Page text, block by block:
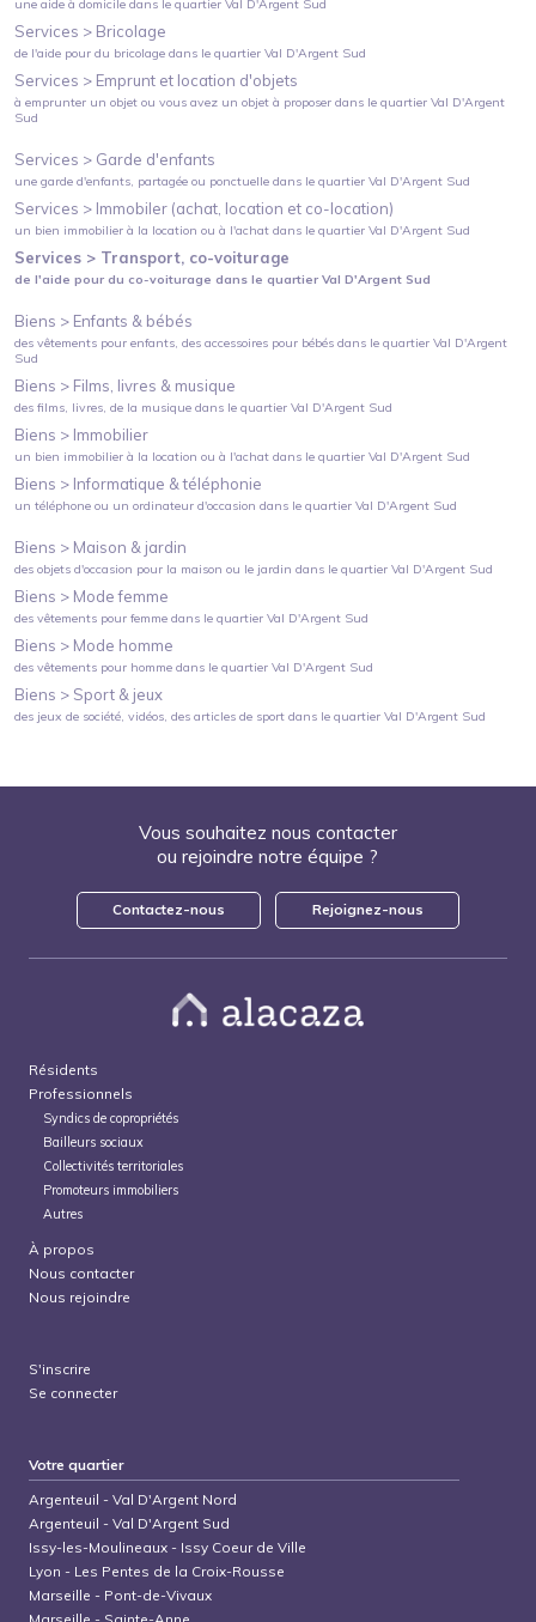
une aide à domicile dans le quartierVal D'Argent Sud
Services > Bricolage
de l'aide pour du bricolage dans le quartierVal D'Argent Sud
Services > Emprunt et location d'objets
à emprunter un objet ou vous avez un objet à proposer dans le quartierVal D'Argent
Sud
Services > Garde d'enfants
une garde d'enfants, partagée ou ponctuelle dans le quartierVal D'Argent Sud
Services > Immobiler (achat, location et co-location)
un bien immobilier à la location ou à l'achat dans le quartierVal D'Argent Sud
Services > Transport, co-voiturage
de l'aide pour du co-voiturage dans le quartierVal D'Argent Sud
Biens > Enfants & bébés
des vêtements pour enfants, des accessoires pour bébés dans le quartierVal D'Argent
Sud
Biens > Films, livres & musique
des films, livres, de la musique dans le quartierVal D'Argent Sud
Biens > Immobilier
un bien immobilier à la location ou à l'achat dans le quartierVal D'Argent Sud
Biens > Informatique & téléphonie
un téléphone ou un ordinateur d'occasion dans le quartierVal D'Argent Sud
Biens > Maison & jardin
des objets d'occasion pour la maison ou le jardin dans le quartierVal D'Argent Sud
Biens > Mode femme
des vêtements pour femme dans le quartierVal D'Argent Sud
Biens > Mode homme
des vêtements pour homme dans le quartierVal D'Argent Sud
Biens > Sport & jeux
des jeux de société, vidéos, des articles de sport dans le quartierVal D'Argent Sud
Vous souhaitez nous contacter
ou rejoindre notre équipe ?
Contactez-nous Rejoignez-nous
Résidents
Professionnels
Syndics de copropriétés
Bailleurs sociaux
Collectivités territoriales
Promoteurs immobiliers
Autres
À propos
Nous contacter
Nous rejoindre
S'inscrire
Se connecter
Votre quartier
Argenteuil -Val D'Argent Nord
Argenteuil -Val D'Argent Sud
Issy-les-Moulineaux - Issy Coeur de Ville
Lyon - Les Pentes de la Croix-Rousse
Marseille - Pont-de-Vivaux